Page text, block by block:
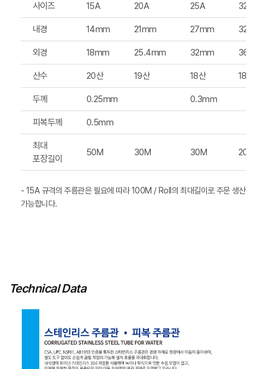
사이즈 15A 20A 25A 32A
내경 14mm 21mm 27mm 32mm
외경 18mm 25.4mm 32mm
산수 20산 19산 18산 18산
두께 0.25mm 0.3mm
피복두께 0.5mm
최대
포장길이
50M 30M 30M 20M
- 15A 규격의 주름관은 필요에 따라 100M / Roll의 최대길이로 주문 생산
가능합니다.
Technical Data